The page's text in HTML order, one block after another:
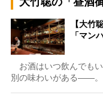
【大竹
「マン
お酒はいつ飲んでも
別の味わいがある――。